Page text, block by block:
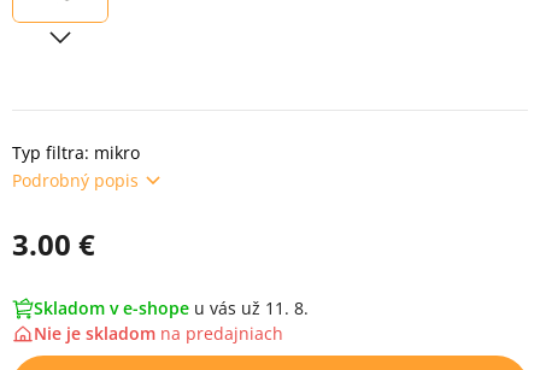
Typ filtra: mikro
Podrobný popis
3.00 €
Skladom v e-shope u vás už 11. 8.
Nie je skladom na predajniach